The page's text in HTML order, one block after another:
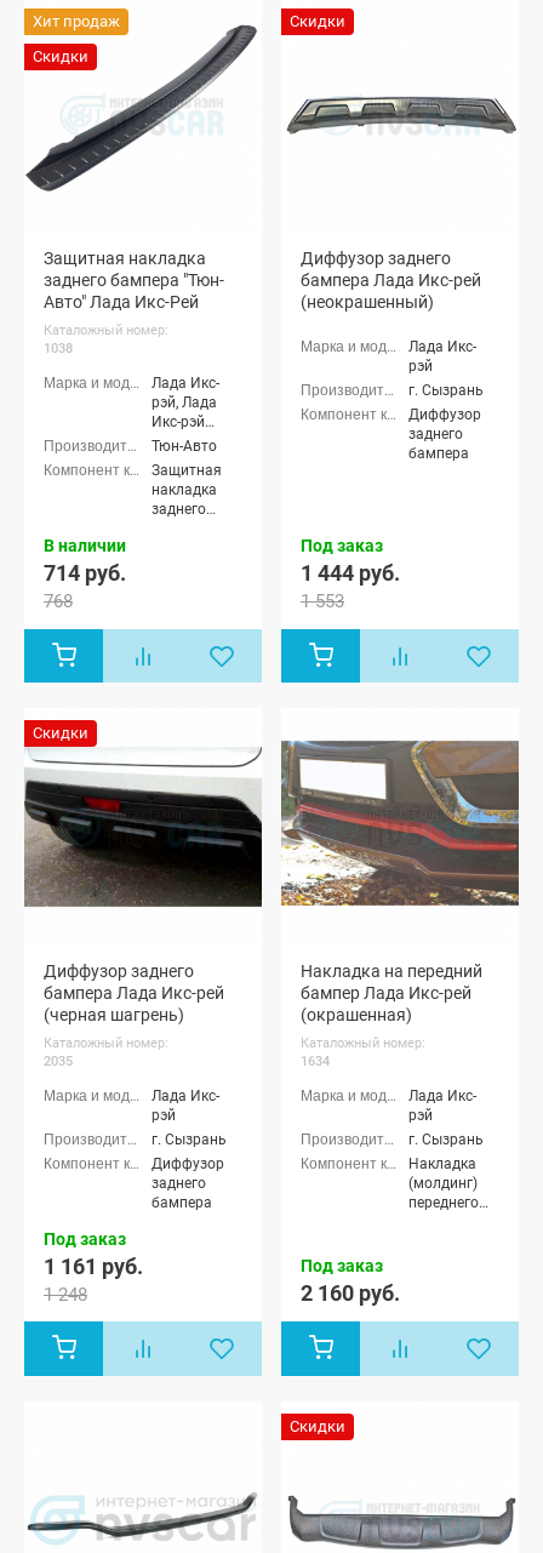
Хит продаж
Скидки
Защитная накладка
заднего бампера "Тюн-
Авто" Лада Икс-Рей
Каталожный номер:
1038
Лада Икс-
рэй, Лада
Икс-рэй
Кросс
Тюн-Авто
Защитная
накладка
заднего
В наличии
714 руб.
768
Скидки
Диффузор заднего
бампера Лада Икс-рей
(неокрашенный)
Лада Икс-
рэй
г. Сызрань
Диффузор
заднего
бампера
Под заказ
1 444 руб.
1 553
Скидки
Диффузор заднего
бампера Лада Икс-рей
(черная шагрень)
Каталожный номер:
2035
Лада Икс-
рэй
г. Сызрань
Диффузор
заднего
бампера
Под заказ
1 161 руб.
1 248
Накладка на передний
бампер Лада Икс-рей
(окрашенная)
Каталожный номер:
1634
Лада Икс-
рэй
г. Сызрань
Накладка
(молдинг)
переднего
Под заказ
2 160 руб.
Скидки